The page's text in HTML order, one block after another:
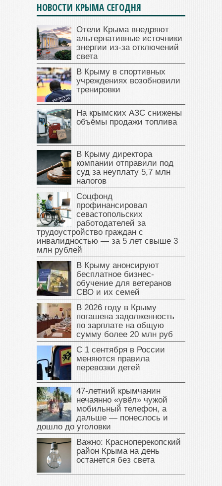
НОВОСТИ КРЫМА СЕГОДНЯ
Отели Крыма внедряют
альтернативные источники
энергии из-за отключений
света
В Крыму в спортивных
учреждениях возобновили
тренировки
На крымских АЗС снижены
объёмы продажи топлива
В Крыму директора
компании отправили под
суд за неуплату 5,7 млн
налогов
Соцфонд
профинансировал
севастопольских
работодателей за
трудоустройство граждан с
инвалидностью — за 5 лет свыше 3
млн рублей
В Крыму анонсируют
бесплатное бизнес-
обучение для ветеранов
СВО и их семей
В 2026 году в Крыму
погашена задолженность
по зарплате на общую
сумму более 20 млн руб
С 1 сентября в России
меняются правила
перевозки детей
47‑летний крымчанин
нечаянно «увёл» чужой
мобильный телефон, а
дальше — понеслось и
дошло до уголовки
Важно: Красноперекопский
район Крыма на день
останется без света